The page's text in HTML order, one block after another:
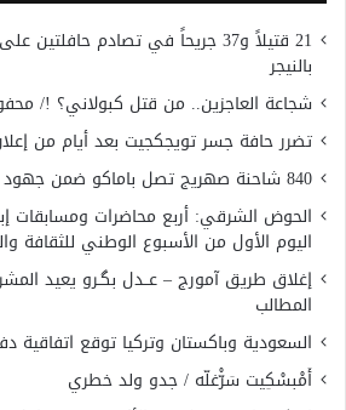
21 قتيلاً و37 جريحاً في تصادم
بالنيجر
شجاعة العاجزين.. من قتل كبولاني؟ !/
تضرر حافة جسر تويجكجيت بعد أيام من
840 شاحنة صهريج تصل باماكو ضمن جهود تأمين إمدادات الوقود
الحوض الشرقي: أربع محاضرات ومسابقات
اليوم الأول من الأسبوع الوطني للثقافة
إغلاق طريق آمورج – عــدل بگـرو يعيد
المطالب
السعودية وباكستان وتركيا توقع
أَمْبسْكِيت سَرّْغلّه / جدو ولد خطري